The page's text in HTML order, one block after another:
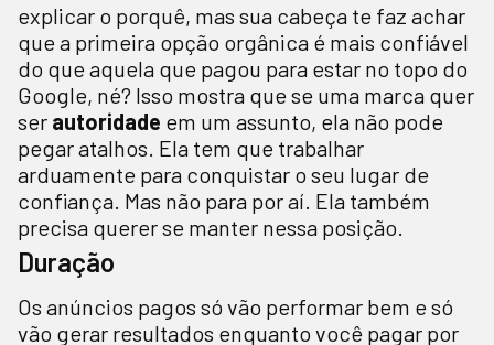
explicar o porquê, mas sua cabeça te faz achar
que a primeira opção orgânica é mais confiável
do que aquela que pagou para estar no topo do
Google, né? Isso mostra que se uma marca quer
ser autoridade em um assunto, ela não pode
pegar atalhos. Ela tem que trabalhar
arduamente para conquistar o seu lugar de
confiança. Mas não para por aí. Ela também
precisa querer se manter nessa posição.
Duração
Os anúncios pagos só vão performar bem e só
vão gerar resultados enquanto você pagar por